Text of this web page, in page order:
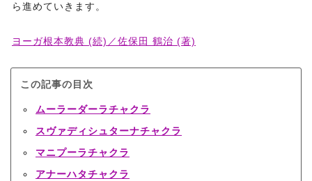
ら進めていきます。
ヨーガ根本教典 (続)／佐保田 鶴治 (著)
この記事の目次
ムーラーダーラチャクラ
スヴァディシュターナチャクラ
マニプーラチャクラ
アナーハタチャクラ